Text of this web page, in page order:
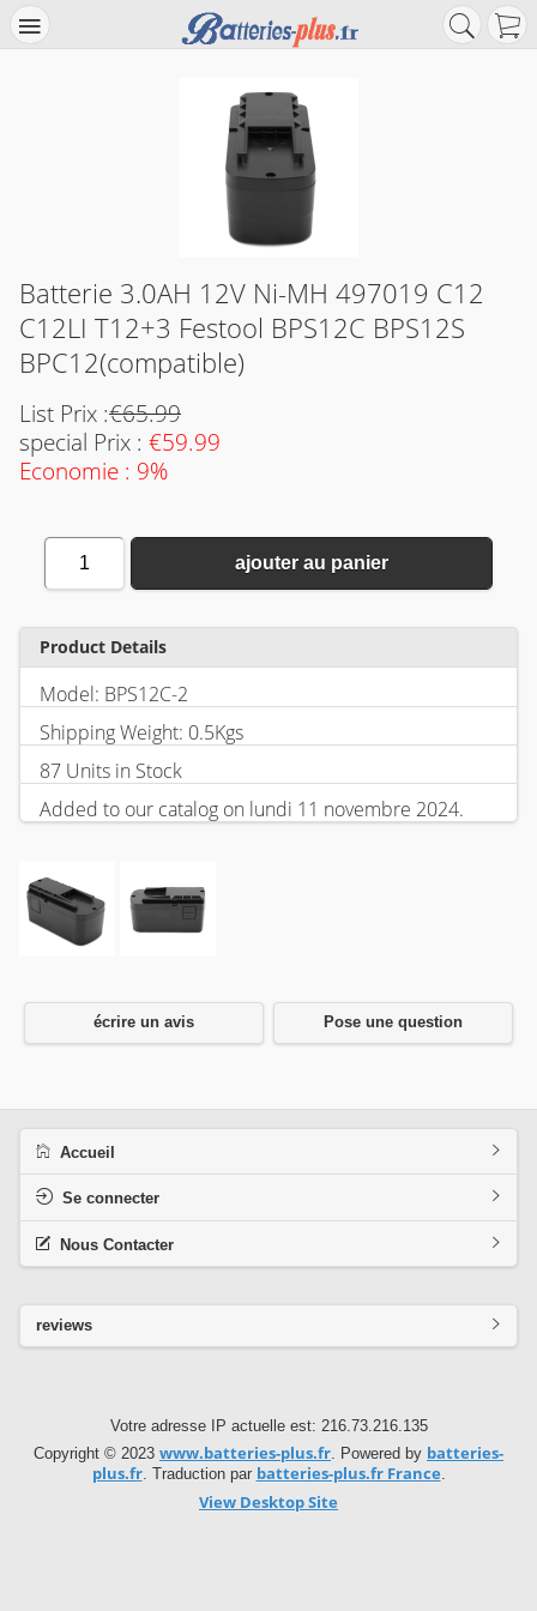
Batterie 3.0AH 12V Ni-MH 497019 C12
C12LI T12+3 Festool BPS12C BPS12S
BPC12(compatible)
List Prix :€65.99
special Prix : €59.99
Economie : 9%
1 ajouter au panier
Product Details
Model: BPS12C-2
Shipping Weight: 0.5Kgs
87 Units in Stock
Added to our catalog on lundi 11 novembre 2024.
écrire un avis Pose une question
Accueil
Se connecter
Nous Contacter
reviews
Votre adresse IP actuelle est: 216.73.216.135
Copyright © 2023 www.batteries-plus.fr. Powered by batteries-
plus.fr. Traduction par batteries-plus.fr France.
View Desktop Site